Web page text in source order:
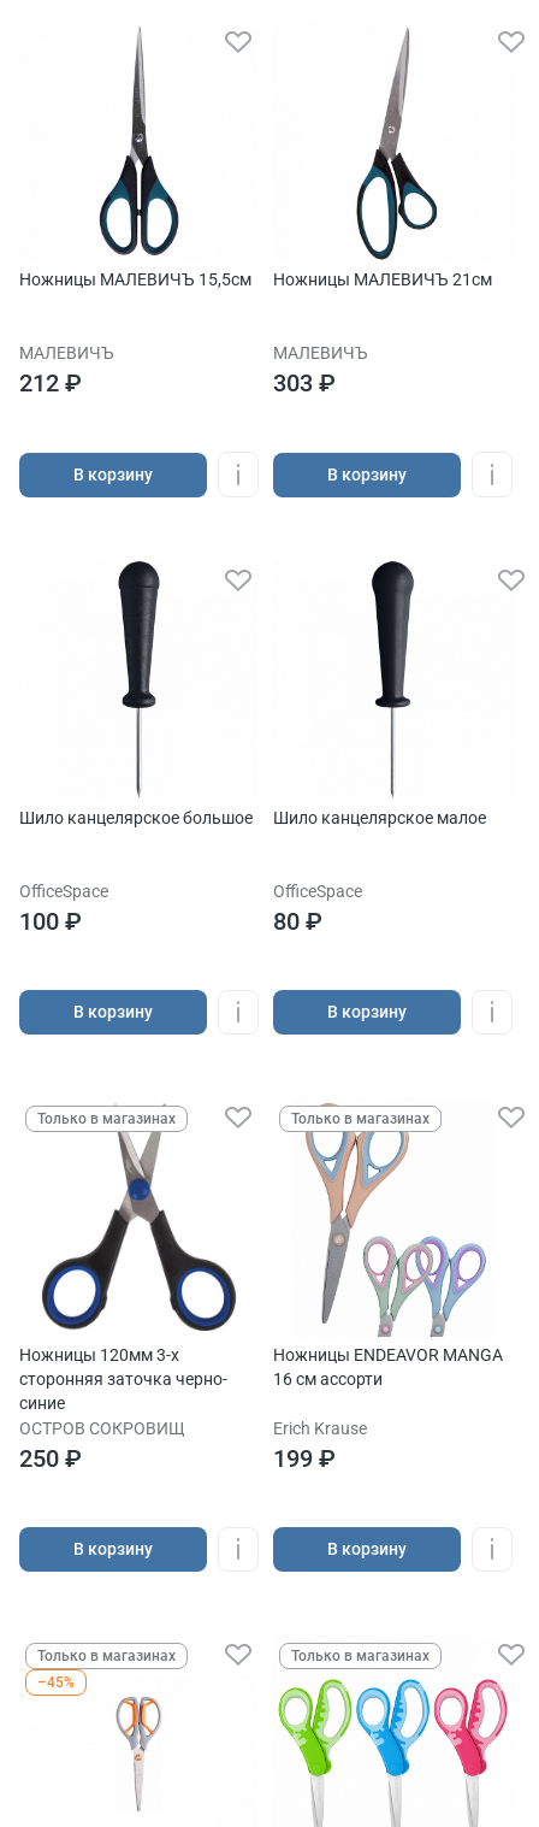
Ножницы МАЛЕВИЧЪ 15,5см
МАЛЕВИЧЪ
212 ₽
В корзину
Ножницы МАЛЕВИЧЪ 21см
МАЛЕВИЧЪ
303 ₽
В корзину
Шило канцелярское большое
OfficeSpace
100 ₽
В корзину
Шило канцелярское малое
OfficeSpace
80 ₽
В корзину
Только в магазинах
Ножницы 120мм 3-х
сторонняя заточка черно-
синие
ОСТРОВ СОКРОВИЩ
250 ₽
В корзину
Только в магазинах
Ножницы ENDEAVOR MANGA
16 см ассорти
Erich Krause
199 ₽
В корзину
Только в магазинах
–45%
Только в магазинах